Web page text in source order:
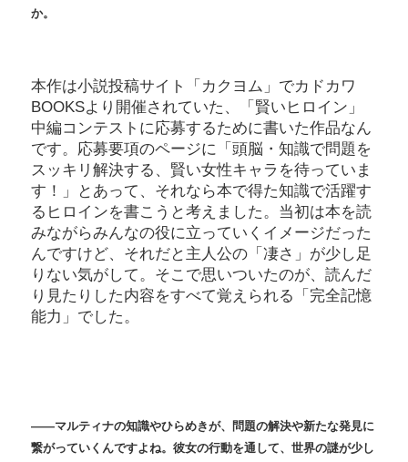
か。
本作は小説投稿サイト「カクヨム」でカドカワ
BOOKSより開催されていた、「賢いヒロイン」
中編コンテストに応募するために書いた作品なん
です。応募要項のページに「頭脳・知識で問題を
スッキリ解決する、賢い女性キャラを待っていま
す！」とあって、それなら本で得た知識で活躍す
るヒロインを書こうと考えました。当初は本を読
みながらみんなの役に立っていくイメージだった
んですけど、それだと主人公の「凄さ」が少し足
りない気がして。そこで思いついたのが、読んだ
り見たりした内容をすべて覚えられる「完全記憶
能力」でした。
――マルティナの知識やひらめきが、問題の解決や新たな発見に
繋がっていくんですよね。彼女の行動を通して、世界の謎が少し